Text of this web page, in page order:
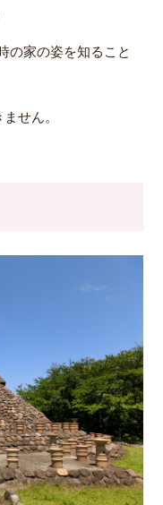
の家の姿を知ること
せん。